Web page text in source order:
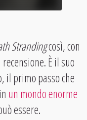
Strandingcosì, con
È il suo
il primo passo che
un mondo enorme
essere.